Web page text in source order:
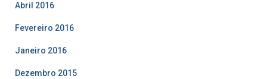
Abril 2016
Fevereiro 2016
Janeiro 2016
Dezembro 2015